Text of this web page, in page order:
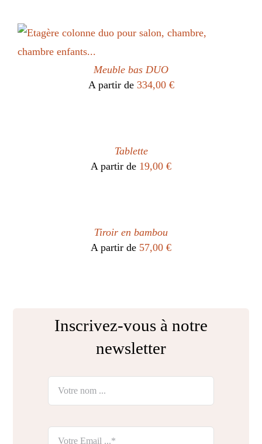
Meuble bas DUO
A partir de 334,00 €
Tablette
A partir de 19,00 €
Tiroir en bambou
A partir de 57,00 €
Inscrivez-vous à notre
newsletter